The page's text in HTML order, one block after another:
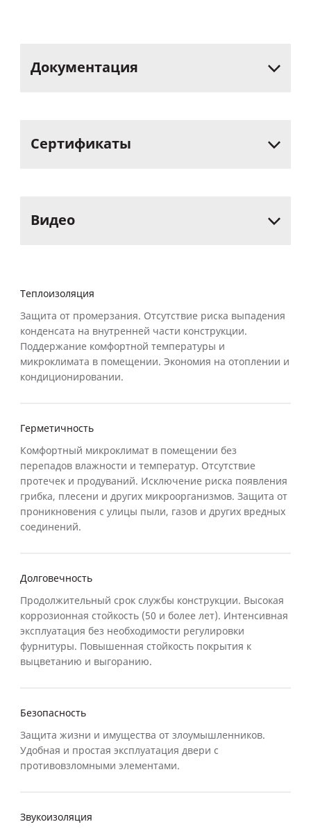
Документация
Сертификаты
Видео
Теплоизоляция
Защита от промерзания. Отсутствие риска выпадения
конденсата на внутренней части конструкции.
Поддержание комфортной температуры и
микроклимата в помещении. Экономия на отоплении и
кондиционировании.
Герметичность
Комфортный микроклимат в помещении без
перепадов влажности и температур. Отсутствие
протечек и продуваний. Исключение риска появления
грибка, плесени и других микроорганизмов. Защита от
проникновения с улицы пыли, газов и других вредных
соединений.
Долговечность
Продолжительный срок службы конструкции. Высокая
коррозионная стойкость (50 и более лет). Интенсивная
эксплуатация без необходимости регулировки
фурнитуры. Повышенная стойкость покрытия к
выцветанию и выгоранию.
Безопасность
Защита жизни и имущества от злоумышленников.
Удобная и простая эксплуатация двери с
противовзломными элементами.
Звукоизоляция